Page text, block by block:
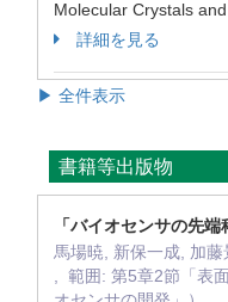
Molecular Crystals
詳細を見る
▶ 全件表示
書籍等出版物
「バイオセンサの先
馬場暁, 新保一成, 加
, 範囲: 第5章2節「表